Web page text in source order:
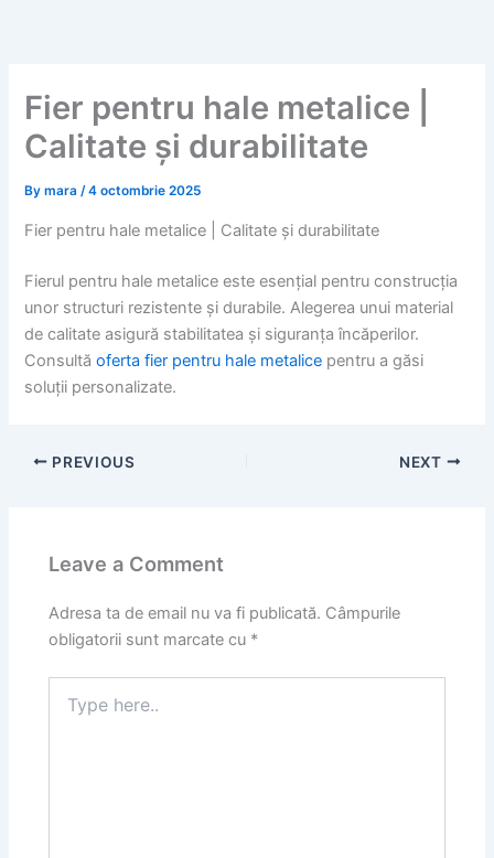
Fier pentru hale metalice |
Calitate și durabilitate
Bymara/4 octombrie 2025
Fier pentru hale metalice | Calitate și durabilitate
Fierul pentru hale metalice este esențial pentru construcția
unor structuri rezistente și durabile. Alegerea unui material
de calitate asigură stabilitatea și siguranța încăperilor.
Consultăoferta fier pentru hale metalice pentru a găsi
soluții personalizate.
PREVIOUS NEXT
Leave a Comment
Adresa ta de email nu va fi publicată. Câmpurile
obligatorii sunt marcate cu *
here..